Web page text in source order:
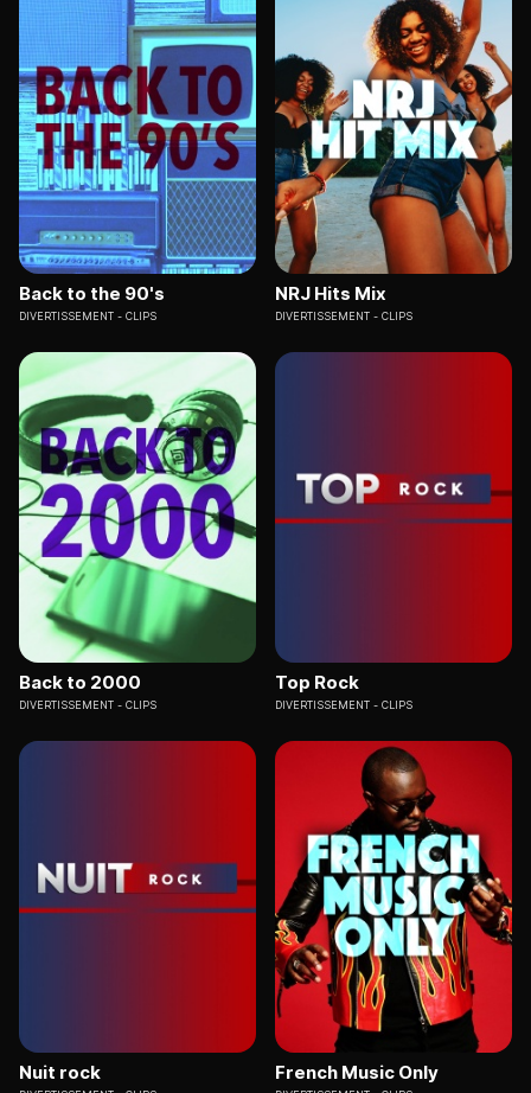
Back to the 90's
DIVERTISSEMENT CLIPS
NRJ Hits Mix
DIVERTISSEMENT CLIPS
Back to 2000
DIVERTISSEMENT CLIPS
Top Rock
DIVERTISSEMENT CLIPS
Nuit rock French Music Only